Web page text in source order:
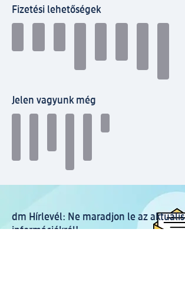
Fizetési lehetőségek
Jelen vagyunk még
dm Hírlevél: Ne maradjon le az aktuális
információkról!